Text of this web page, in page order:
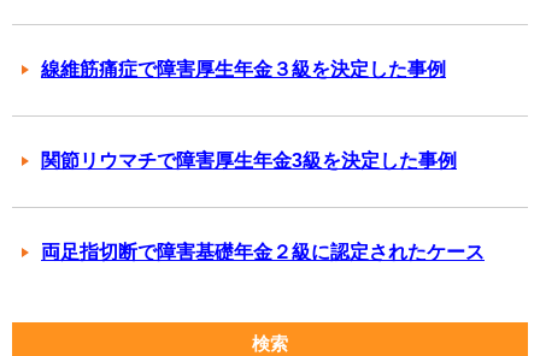
線維筋痛症で障害厚生年金３級を決定した事例
関節リウマチで障害厚生年金3級を決定した事例
両足指切断で障害基礎年金２級に認定されたケース
検索